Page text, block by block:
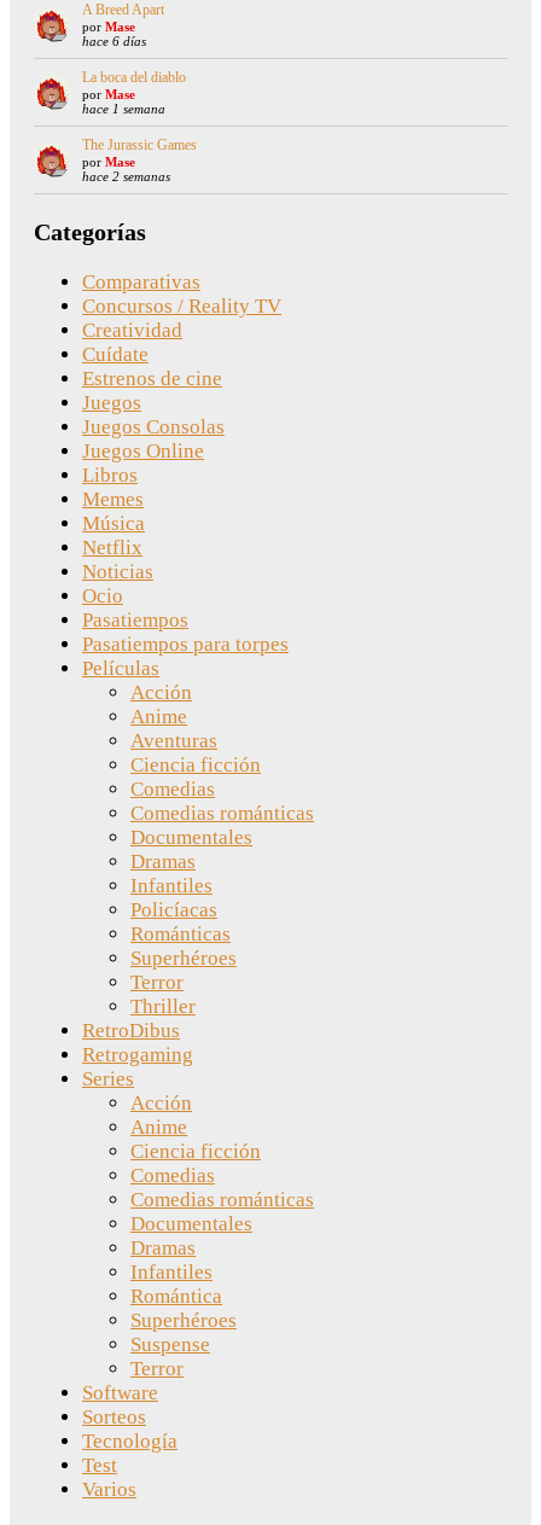
A Breed Apart
por Mase
hace 6 días
La boca del diablo
por Mase
hace 1 semana
The Jurassic Games
por Mase
hace 2 semanas
Categorías
Comparativas
Concursos / Reality TV
Creatividad
Cuídate
Estrenos de cine
Juegos
Juegos Consolas
Juegos Online
Libros
Memes
Música
Netflix
Noticias
Ocio
Pasatiempos
Pasatiempos para torpes
Películas
Acción
Anime
Aventuras
Ciencia ficción
Comedias
Comedias románticas
Documentales
Dramas
Infantiles
Policíacas
Románticas
Superhéroes
Terror
Thriller
RetroDibus
Retrogaming
Series
Acción
Anime
Ciencia ficción
Comedias
Comedias románticas
Documentales
Dramas
Infantiles
Romántica
Superhéroes
Suspense
Terror
Software
Sorteos
Tecnología
Test
Varios